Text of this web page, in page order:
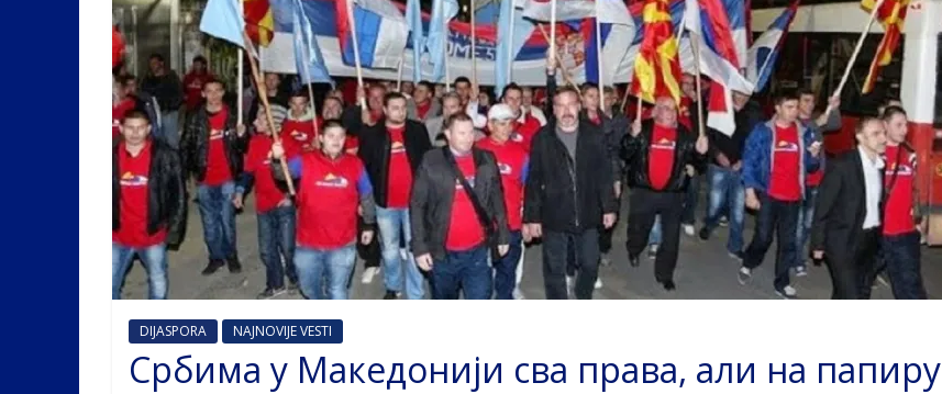
DIJASPORA NAJNOVIJE VESTI
Србима у Македонији сва права, али на папиру